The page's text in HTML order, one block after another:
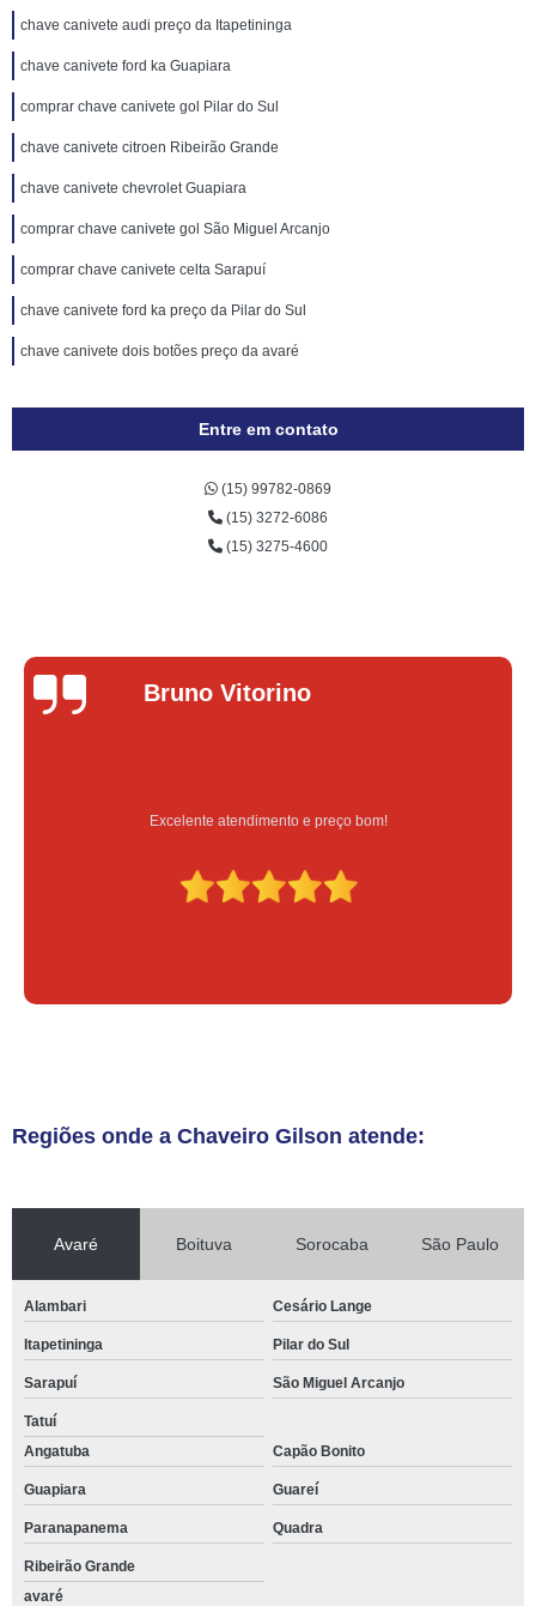
chave canivete audi preço da Itapetininga
chave canivete ford ka Guapiara
comprar chave canivete gol Pilar do Sul
chave canivete citroen Ribeirão Grande
chave canivete chevrolet Guapiara
comprar chave canivete gol São Miguel Arcanjo
comprar chave canivete celta Sarapuí
chave canivete ford ka preço da Pilar do Sul
chave canivete dois botões preço da avaré
Entre em contato
(15) 99782-0869
(15) 3272-6086
(15) 3275-4600
Lucas Donadel
Serviço feito na hora e de qualidade
Regiões onde a Chaveiro Gilson atende:
Avaré Boituva Sorocaba São Paulo
Alambari Cesário Lange
Itapetininga Pilar do Sul
Sarapuí São Miguel Arcanjo
Tatuí
Angatuba
Capão Bonito
Guapiara Guareí
Paranapanema Quadra
Ribeirão Grande
avaré